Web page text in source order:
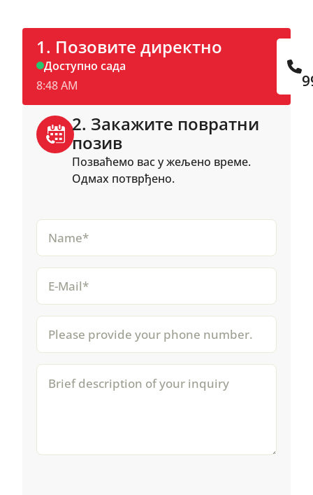
1. Позовите директно
Доступно сада
8:48 AM
2. Закажите повратни
позив
Позваћемо вас у жељено време.
Одмах потврђено.